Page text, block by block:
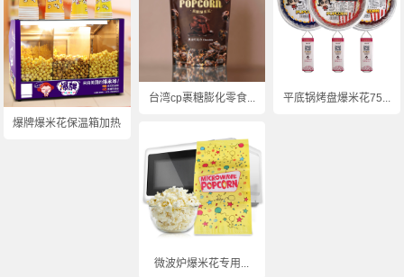
爆牌爆米花保温箱加热...
台湾cp裹糖膨化零食... 平底锅烤盘爆米花75...
微波炉爆米花专用...